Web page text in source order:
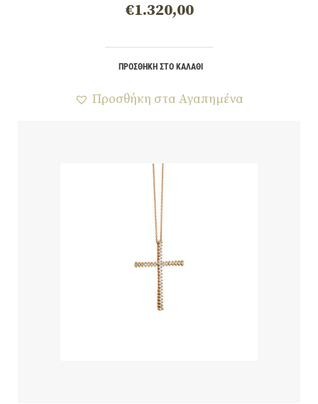
€1.320,00
ΠΡΟΣΘΉΚΗ ΣΤΟ ΚΑΛΆΘΙ
Προσθήκη στα Αγαπημένα